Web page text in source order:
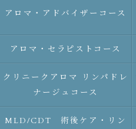
アロマ・アドバイザーコース
アロマ・セラピストコース
クリニークアロマ リンパドレ
ナージュコース
MLD/CDT 術後ケア・リン